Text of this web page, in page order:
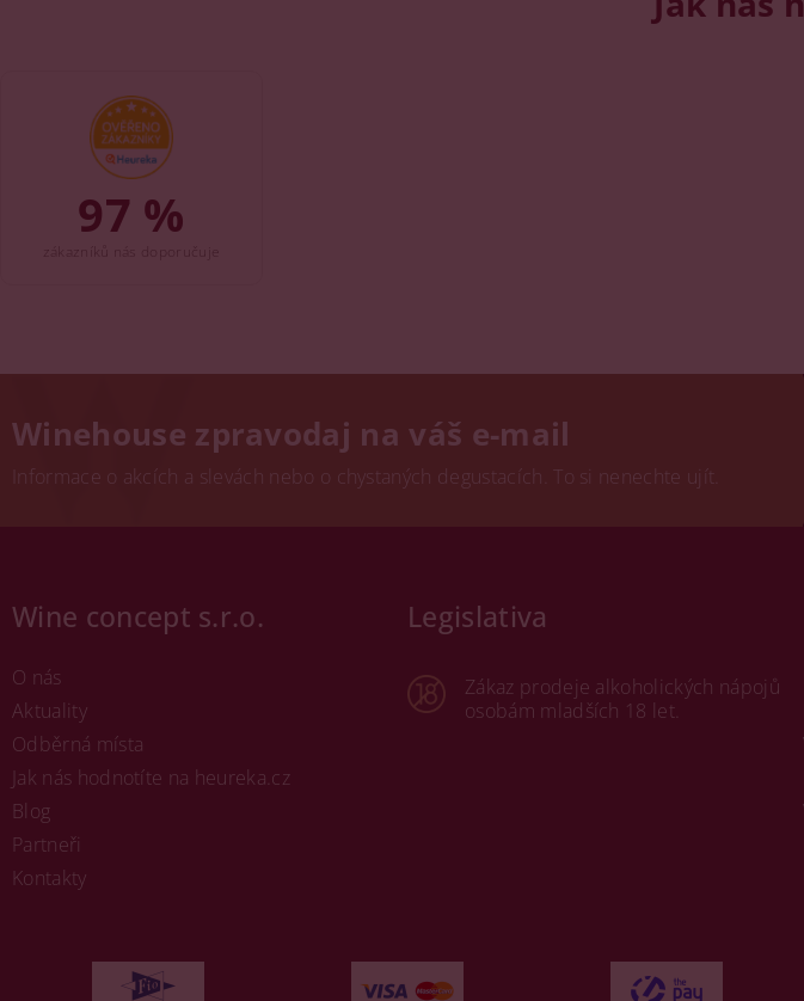
97 %
Winehouse zpravodaj na váš e-mail
Informace o akcích a slevách nebo o chystaných degustacích. To si nenechte ujít.
Wine concept s.r.o.
O nás
Aktuality
Odběrná místa
Jak nás hodnotíte na heureka.cz
Blog
Partneři
Kontakty
Legislativa
Zákaz prodeje alkoholických nápojů
osobám mladších 18 let.